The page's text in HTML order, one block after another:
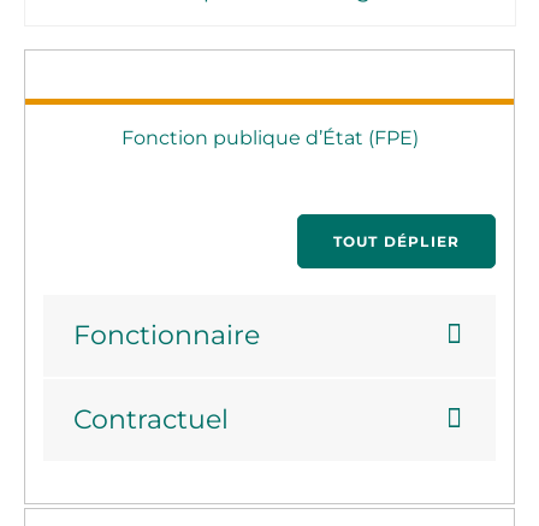
Fonction publique d’État (FPE)
TOUT DÉPLIER
Fonctionnaire
Contractuel